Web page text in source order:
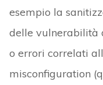
esempio la
delle vulnerabilità
o errori correlati
misconfiguration